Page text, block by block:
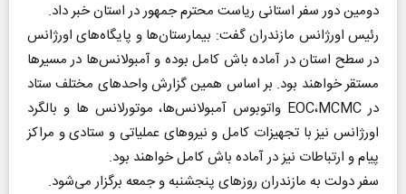
دومین دور سفر استانی ریاست محترم جمهور در استان خبر داد.
رئیس اورژانس مازندران گفت: بیمارستان‌ها و پایگاه‌های اورژانس
در سطح استان در آماده باش کامل بوده و آمبولانس‌ها در مسیرها
مستقر خواهند بود. بر اساس همین گزارش واحدهای مختلف ستاد
در EOC،MCMC واتوبوس آمبولانس‌ها، موتورلانس ها و بالگرد
اورژانس نیز با تجهیزات کامل و نیروهای عملیاتی و ستادی و مراکز
پیام و ارتباطات نیز در آماده باش کامل خواهند بود.
سفر دولت به مازندران روزهای پنجشنبه و جمعه برگزار می‌شود.